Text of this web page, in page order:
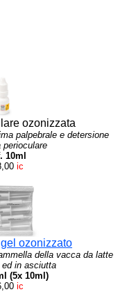
ozonizzata
palpebrale e detersione
perioculare
10ml
ic
ozonizzato
della vacca da latte
in asciutta
(5x 10ml)
ic